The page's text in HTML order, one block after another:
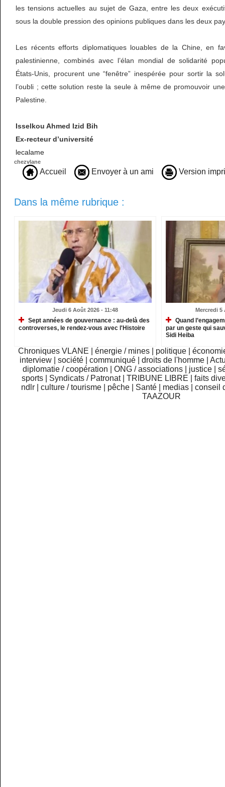
les tensions actuelles au sujet de Gaza, entre les deux
sous la double pression des opinions publiques dans les deux
Les récents efforts diplomatiques louables de la Chine, en
palestinienne, combinés avec l’élan mondial de solidarité
États-Unis, procurent une “fenêtre” inespérée pour sortir la
l’oubli ; cette solution reste la seule à même de promouvoir
Palestine.
Isselkou Ahmed Izid Bih
Ex-recteur d’université
lecalame
chezvlane
Accueil Envoyer à un ami Version
Dans la même rubrique :
Jeudi 6 Août 2026 - 11:48
Sept années de gouvernance : au-delà des
controverses, le rendez-vous avec l'Histoire
Mercredi 5
Quand
par un geste qui
Sidi Heiba
Chroniques VLANE énergie / mines politique
interview
|société |communiqué |droits de l'homme |
diplomatie / coopération
ONG / associations justice
sports
Syndicats / Patronat TRIBUNE LIBRE
faits
ndlr
|culture / tourisme pêche Santé medias |conseil
TAAZOUR